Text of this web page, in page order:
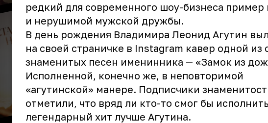
редкий для современного шоу-бизнеса пример
и нерушимой мужской дружбы.
В день рождения Владимира Леонид Агутин
на своей страничке в Instagram кавер одной из
знаменитых песен именинника — «Замок из
Исполненной, конечно же, в неповторимой
«агутинской» манере. Подписчики
отметили, что вряд ли кто-то смог бы
легендарный хит лучше Агутина.